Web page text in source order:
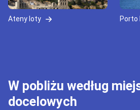
Ateny loty Porto
W pobliżu według
docelowych